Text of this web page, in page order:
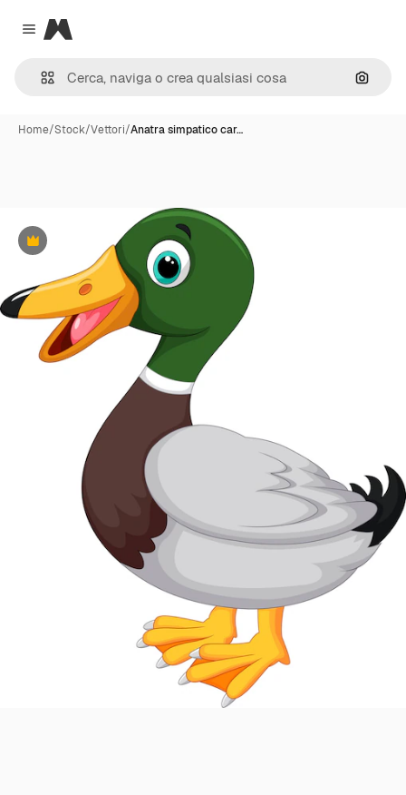
Close menu
Magnific
Cerca
Home/Stock/Vettori/Anatra simpatico car…
Premium